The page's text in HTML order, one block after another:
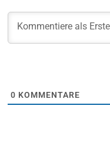
0 KOMMENTARE